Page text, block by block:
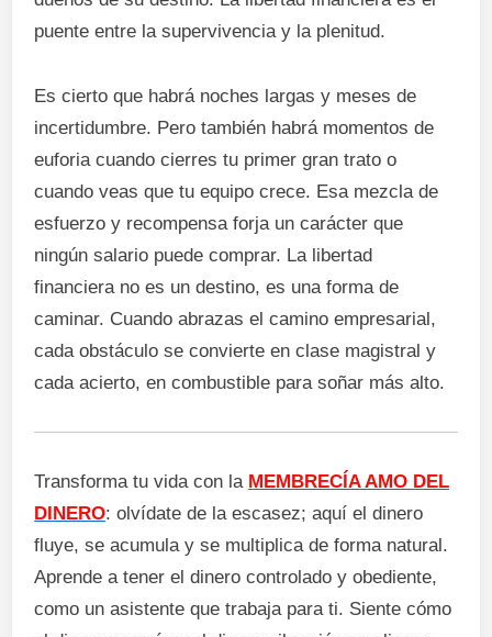
puente entre la supervivencia y la plenitud.
Es cierto que habrá noches largas y meses de
incertidumbre. Pero también habrá momentos de
euforia cuando cierres tu primer gran trato o
cuando veas que tu equipo crece. Esa mezcla de
esfuerzo y recompensa forja un carácter que
ningún salario puede comprar. La libertad
financiera no es un destino, es una forma de
caminar. Cuando abrazas el camino empresarial,
cada obstáculo se convierte en clase magistral y
cada acierto, en combustible para soñar más alto.
Transforma tu vida con la MEMBRECÍA AMO DEL
DINERO: olvídate de la escasez; aquí el dinero
fluye, se acumula y se multiplica de forma natural.
Aprende a tener el dinero controlado y obediente,
como un asistente que trabaja para ti. Siente cómo